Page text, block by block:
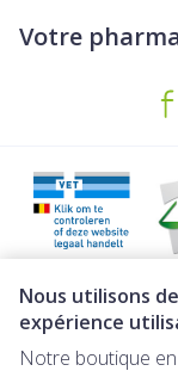
Nous utilisons
expérience
Notre boutique
Votre
Liens légaux